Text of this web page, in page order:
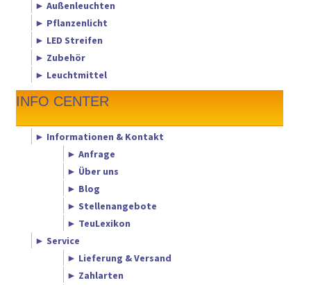
► Außenleuchten
► Pflanzenlicht
► LED Streifen
► Zubehör
► Leuchtmittel
INFO CENTER
► Informationen & Kontakt
► Anfrage
► Über uns
► Blog
► Stellenangebote
► TeuLexikon
► Service
► Lieferung & Versand
► Zahlarten